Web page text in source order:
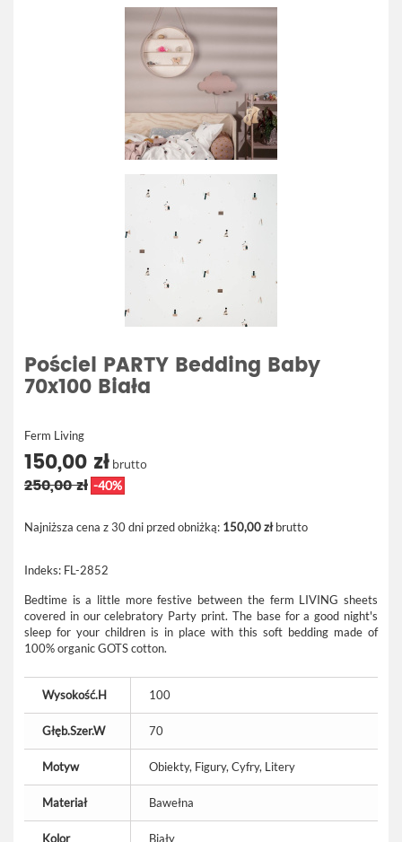
Pościel PARTY Bedding Baby
70x100 Biała
Ferm Living
150,00 zł brutto
250,00 zł -40%
Najniższa cena z 30 dni przed obniżką: 150,00 złbrutto
Indeks: FL-2852
Bedtime is a little more festive between the ferm LIVING sheets
covered in our celebratory Party print. The base for a good night's
sleep for your children is in place with this soft bedding made of
100% organic GOTS cotton.
Wysokość.H 100
Głęb.Szer.W 70
Motyw Obiekty, Figury, Cyfry, Litery
Materiał Bawełna
Kolor Biały